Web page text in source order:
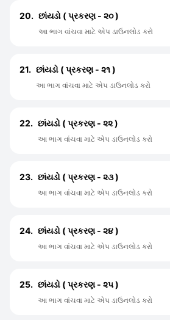
20. છાંયડો ( પ્રકરણ - ૨૦ )
આ ભાગ વાંચવા માટે એપ ડાઉનલોડ કરો
21. છાંયડો ( પ્રકરણ - ૨૧ )
આ ભાગ વાંચવા માટે એપ ડાઉનલોડ કરો
22. છાંયડો ( પ્રકરણ - ૨૨ )
આ ભાગ વાંચવા માટે એપ ડાઉનલોડ કરો
23. છાંયડો ( પ્રકરણ - ૨૩ )
આ ભાગ વાંચવા માટે એપ ડાઉનલોડ કરો
24. છાંયડો ( પ્રકરણ - ૨૪ )
આ ભાગ વાંચવા માટે એપ ડાઉનલોડ કરો
25. છાંયડો ( પ્રકરણ - ૨૫ )
આ ભાગ વાંચવા માટે એપ ડાઉનલોડ કરો